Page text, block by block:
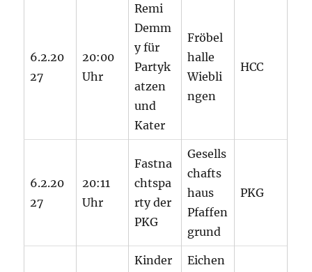
6.2.20
27
20:00
Uhr
Remi
Demm
y für
Partyk
atzen
und
Kater
Fröbel
halle
Wiebli
ngen
HCC
6.2.20
27
20:11
Uhr
Fastna
chtspa
rty der
PKG
Gesells
chafts
haus
Pfaffen
grund
PKG
Kinder
Eichen